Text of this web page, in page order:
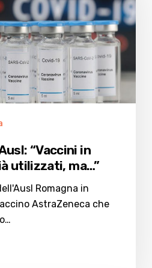
“Vaccini in
utilizzati, ma…”
Romagna in
AstraZeneca che